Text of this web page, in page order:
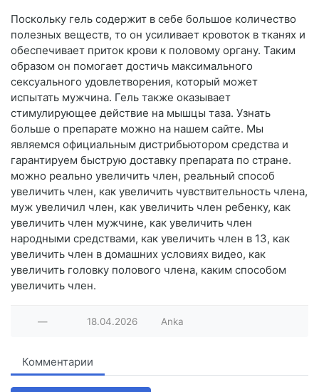
Поскольку гель содержит в себе большое количество
полезных веществ, то он усиливает кровоток в тканях и
обеспечивает приток крови к половому органу. Таким
образом он помогает достичь максимального
сексуального удовлетворения, который может
испытать мужчина. Гель также оказывает
стимулирующее действие на мышцы таза. Узнать
больше о препарате можно на нашем сайте. Мы
являемся официальным дистрибьютором средства и
гарантируем быструю доставку препарата по стране.
можно реально увеличить член, реальный способ
увеличить член, как увеличить чувствительность члена,
муж увеличил член, как увеличить член ребенку, как
увеличить член мужчине, как увеличить член
народными средствами, как увеличить член в 13, как
увеличить член в домашних условиях видео, как
увеличить головку полового члена, каким способом
увеличить член.
— 18.04.2026 Anka
Комментарии